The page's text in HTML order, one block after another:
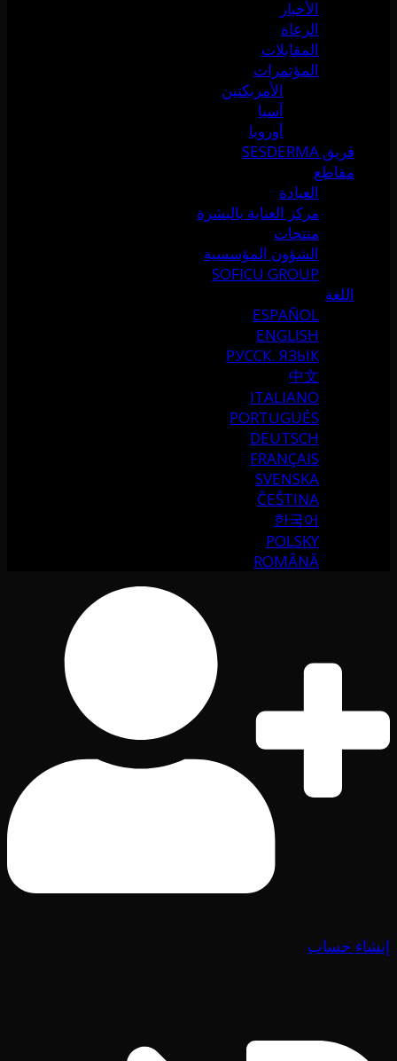
الأخبار
الرعاة
المقابلات
المؤتمرات
الأمريكتين
آسيا
أوروبا
فريق SESDERMA
مقاطع
العيادة
مركز العناية بالبشرة
منتجات
الشؤون المؤسسية
SOFICU GROUP
اللغة
ESPAÑOL
ENGLISH
РУССК. ЯЗЫК
中文
ITALIANO
PORTUGUÉS
DEUTSCH
FRANÇAIS
SVENSKA
ČEŠTINA
한국어
POLSKY
ROMÂNĂ
إنشاء حساب